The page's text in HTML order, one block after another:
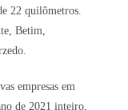
22 quilômetros.
Betim,
empresas em
de 2021 inteiro,